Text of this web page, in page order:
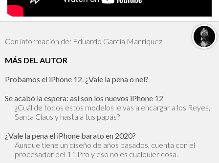
Con información de: Eduardo García Manríquez
MÁS DEL AUTOR
Probamos el iPhone 12. ¿Vale la pena o nel?
Se acabó la espera: así son los nuevos iPhone 12
¿Cuál de todos estos modelos le vas a encargar a los Reyes,
Santa Claus y hasta a tus papás?
¿Vale la pena el iPhone barato en 2020?
Aunque tiene un diseño de años pasados, cuenta con el
procesador del 11 Pro y eso no es cualquier cosa.